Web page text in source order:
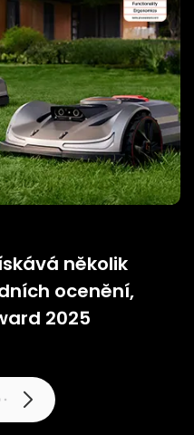
několik
ocenění,
2025